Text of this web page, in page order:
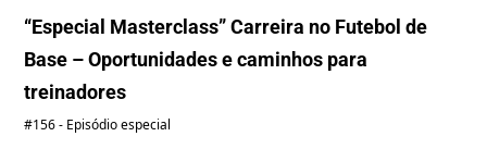
“Especial Masterclass” Carreira no Futebol de
Base – Oportunidades e caminhos para
treinadores
#156 - Episódio especial